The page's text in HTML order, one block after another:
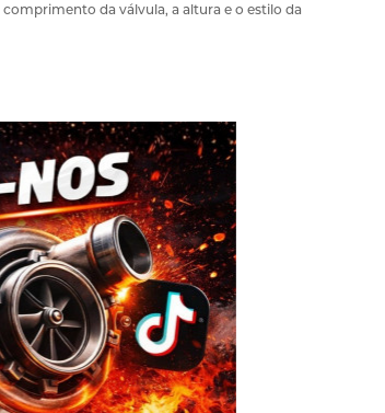
da válvula, a altura e o estilo da